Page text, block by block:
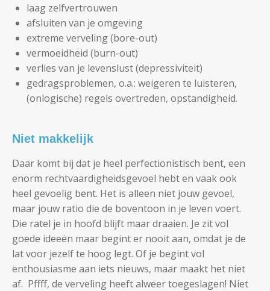
laag zelfvertrouwen
afsluiten van je omgeving
extreme verveling (bore-out)
vermoeidheid (burn-out)
verlies van je levenslust (depressiviteit)
gedragsproblemen, o.a.: weigeren te luisteren,
(onlogische) regels overtreden, opstandigheid.
Niet makkelijk
Daar komt bij dat je heel perfectionistisch bent, een
enorm rechtvaardigheidsgevoel hebt en vaak ook
heel gevoelig bent. Het is alleen niet jouw gevoel,
maar jouw ratio die de boventoon in je leven voert.
Die ratel je in hoofd blijft maar draaien. Je zit vol
goede ideeën maar begint er nooit aan, omdat je de
lat voor jezelf te hoog legt. Of je begint vol
enthousiasme aan iets nieuws, maar maakt het niet
af. Pffff, de verveling heeft alweer toegeslagen! Niet